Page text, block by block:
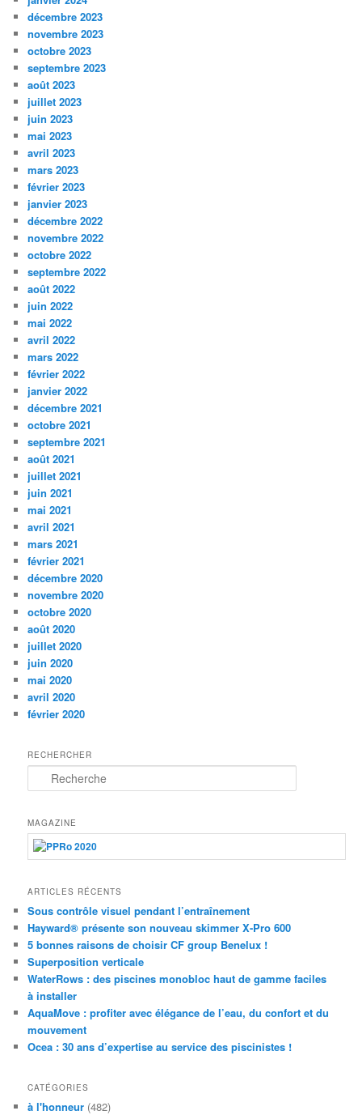
décembre 2023
novembre 2023
octobre 2023
septembre 2023
août 2023
juillet 2023
juin 2023
mai 2023
avril 2023
mars 2023
février 2023
janvier 2023
décembre 2022
novembre 2022
octobre 2022
septembre 2022
août 2022
juin 2022
mai 2022
avril 2022
mars 2022
février 2022
janvier 2022
décembre 2021
octobre 2021
septembre 2021
août 2021
juillet 2021
juin 2021
mai 2021
avril 2021
mars 2021
février 2021
décembre 2020
novembre 2020
octobre 2020
août 2020
juillet 2020
juin 2020
mai 2020
avril 2020
février 2020
RECHERCHER
e
h
e
e
MAGAZINE
ARTICLES RÉCENTS
Sous contrôle visuel pendant l’entraînement
Hayward® présente son nouveau skimmer X-Pro 600
5 bonnes raisons de choisir CF group Benelux !
Superposition verticale
WaterRows : des piscines monobloc haut de gamme faciles
à installer
AquaMove : profiter avec élégance de l’eau, du confort et du
mouvement
Ocea : 30 ans d’expertise au service des piscinistes !
CATÉGORIES
à l'honneur (482)